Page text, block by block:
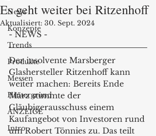
News
Konzepte
Trends
Produkte
Messen
Hintergrund
ANZEIGE
Intro
Es geht weiter bei Ritzenhoff
Aktualisiert: 30. Sept. 2024
- NEWS -
Der insolvente Marsberger
Glashersteller Ritzenhoff kann
weiter machen: Bereits Ende
März stimmte der
Gläubigerausschuss einem
Kaufangebot von Investoren rund
um Robert Tönnies zu. Das teilt